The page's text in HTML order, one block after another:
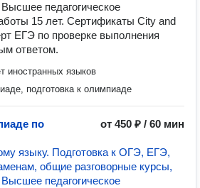
педагогическое
15 лет. Сертификаты City and
ЕГЭ по проверке выполнения
ответом.
иностранных языков
подготовка к олимпиаде
по
от 450 ₽ / 60 мин
языку. Подготовка к ОГЭ, ЕГЭ,
общие разговорные курсы,
педагогическое